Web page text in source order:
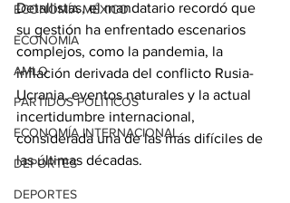
ECONOMÍA MÉXICO
ECONOMÍA
AMLO
PARTIDOS POLÍTICOS
ECONOMÍA INTERNACIONAL
DEPORTES
DEPORTES
Detallistas, el mandatario recordó que
su gestión ha enfrentado escenarios
complejos, como la pandemia, la
inflación derivada del conflicto Rusia-
Ucrania, eventos naturales y la actual
incertidumbre internacional,
considerada una de las más difíciles de
las últimas décadas.